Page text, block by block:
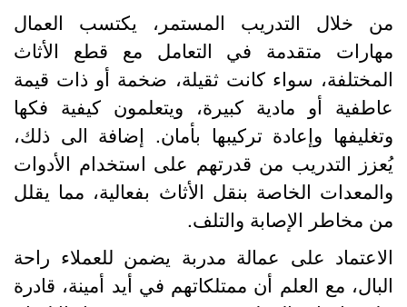
خلال التدريب المستمر، يكتسب العمال
متقدمة في التعامل مع قطع الأثاث
سواء كانت ثقيلة، ضخمة أو ذات قيمة
أو مادية كبيرة، ويتعلمون كيفية فكها
وإعادة تركيبها بأمان. إضافة الى ذلك،
التدريب من قدرتهم على استخدام الأدوات
الخاصة بنقل الأثاث بفعالية، مما يقلل
مخاطر الإصابة والتلف.
على عمالة مدربة يضمن للعملاء راحة
مع العلم أن ممتلكاتهم في أيد أمينة، قادرة